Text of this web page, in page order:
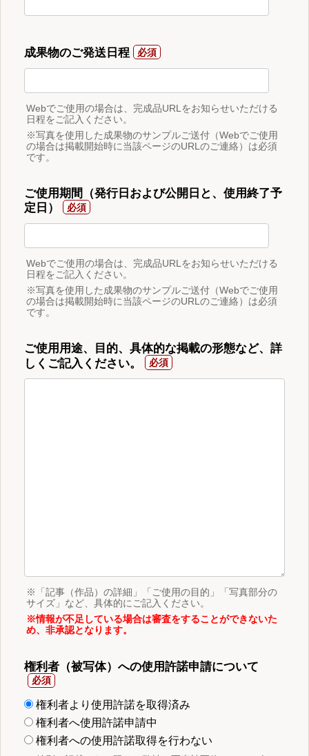
成果物のご発送日程
Webでご使用の場合は、完成品URLをお知らせいただける
日程をご記入ください。
※写真を使用した成果物のサンプルご送付（Webでご使用
の場合は掲載開始時に当該ページのURLのご連絡）は必須
です。
ご使用期間（発行日および公開日と、使用終了予
定日）
Webでご使用の場合は、完成品URLをお知らせいただける
日程をご記入ください。
※写真を使用した成果物のサンプルご送付（Webでご使用
の場合は掲載開始時に当該ページのURLのご連絡）は必須
です。
ご使用用途、目的、具体的な掲載の形態など、詳
しくご記入ください。
※「記事（作品）の詳細」「ご使用の目的」「写真部分の
サイズ」など、具体的にご記入ください。
※情報が不足している場合は審査をすることができないた
め、非承認となります。
権利者（被写体）への使用許諾申請について
権利者より使用許諾を取得済み
権利者へ使用許諾申請中
権利者への使用許諾取得を行わない